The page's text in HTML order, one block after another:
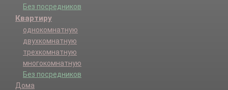
Без посредников
Квартиру
однокомнатную
двухкомнатную
трехкомнатную
многокомнатную
Без посредников
Дома